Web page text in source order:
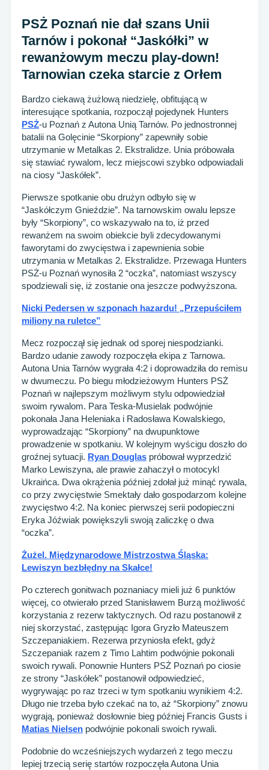
PSŻ Poznań nie dał szans Unii
Tarnów i pokonał “Jaskółki” w
rewanżowym meczu play-down!
Tarnowian czeka starcie z Orłem
Bardzo ciekawą żużlową niedzielę, obfitującą w
interesujące spotkania, rozpoczął pojedynek Hunters
PSŻ-u Poznań z Autona Unią Tarnów. Po jednostronnej
batalii na Golęcinie “Skorpiony” zapewniły sobie
utrzymanie w Metalkas 2. Ekstralidze. Unia próbowała
się stawiać rywalom, lecz miejscowi szybko odpowiadali
na ciosy “Jaskółek”.
Pierwsze spotkanie obu drużyn odbyło się w
“Jaskółczym Gnieździe”. Na tarnowskim owalu lepsze
były “Skorpiony”, co wskazywało na to, iż przed
rewanżem na swoim obiekcie byli zdecydowanymi
faworytami do zwycięstwa i zapewnienia sobie
utrzymania w Metalkas 2. Ekstralidze. Przewaga Hunters
PSŻ-u Poznań wynosiła 2 “oczka”, natomiast wszyscy
spodziewali się, iż zostanie ona jeszcze podwyższona.
Nicki Pedersen w szponach hazardu! „Przepuściłem
miliony na ruletce”
Mecz rozpoczął się jednak od sporej niespodzianki.
Bardzo udanie zawody rozpoczęła ekipa z Tarnowa.
Autona Unia Tarnów wygrała 4:2 i doprowadziła do remisu
w dwumeczu. Po biegu młodzieżowym Hunters PSŻ
Poznań w najlepszym możliwym stylu odpowiedział
swoim rywalom. Para Teska-Musielak podwójnie
pokonała Jana Heleniaka i Radosława Kowalskiego,
wyprowadzając “Skorpiony” na dwupunktowe
prowadzenie w spotkaniu. W kolejnym wyścigu doszło do
groźnej sytuacji. Ryan Douglas próbował wyprzedzić
Marko Lewiszyna, ale prawie zahaczył o motocykl
Ukraińca. Dwa okrążenia później zdołał już minąć rywala,
co przy zwycięstwie Smektały dało gospodarzom kolejne
zwycięstwo 4:2. Na koniec pierwszej serii podopieczni
Eryka Jóźwiak powiększyli swoją zaliczkę o dwa
“oczka”.
Żużel. Międzynarodowe Mistrzostwa Śląska:
Lewiszyn bezbłędny na Skałce!
Po czterech gonitwach poznaniacy mieli już 6 punktów
więcej, co otwierało przed Stanisławem Burzą możliwość
korzystania z rezerw taktycznych. Od razu postanowił z
niej skorzystać, zastępując Igora Gryzło Mateuszem
Szczepaniakiem. Rezerwa przyniosła efekt, gdyż
Szczepaniak razem z Timo Lahtim podwójnie pokonali
swoich rywali. Ponownie Hunters PSŻ Poznań po ciosie
ze strony “Jaskółek” postanowił odpowiedzieć,
wygrywając po raz trzeci w tym spotkaniu wynikiem 4:2.
Długo nie trzeba było czekać na to, aż “Skorpiony” znowu
wygrają, ponieważ dosłownie bieg później Francis Gusts i
Matias Nielsen podwójnie pokonali swoich rywali.
Podobnie do wcześniejszych wydarzeń z tego meczu
lepiej trzecią serię startów rozpoczęła Autona Unia